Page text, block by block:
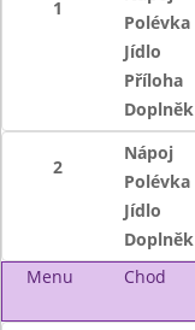
1
Polévka
Jídlo
Příloha
Doplněk
2
Nápoj
Polévka
Jídlo
Doplněk
Menu
Chod